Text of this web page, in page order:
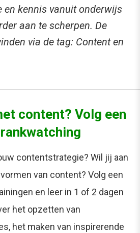
en kennis vanuit onderwijs
aan te scherpen. De
via de tag: Content en
content? Volg een
contentstrategie? Wil jij aan
van content? Volg een
en leer in 1 of 2 dagen
het opzetten van
het maken van inspirerende